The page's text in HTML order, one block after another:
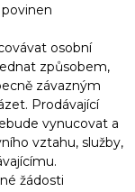
osobní
způsobem,
závazným
Prodávající
vynucovat a
vztahu, služby,
žádosti